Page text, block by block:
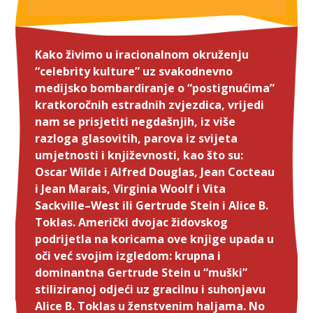
Kako živimo u iracionalnom okruženju
“celebrity kulture” uz svakodnevno
medijsko bombardiranje o “postignućima”
kratkoročnih estradnih zvjezdica, vrijedi
nam se prisjetiti negdašnjih, iz više
razloga glasovitih, parova iz svijeta
umjetnosti i književnosti, kao što su:
Oscar Wilde i Alfred Douglas, Jean Cocteau
i Jean Marais, Virginia Woolf i Vita
Sackville–West ili Gertrude Stein i Alice B.
Toklas. Američki dvojac židovskog
podrijetla na koricama ove knjige upada u
oči već svojim izgledom: krupna i
dominantna Gertrude Stein u “muški”
stiliziranoj odjeći uz gracilnu i suhonjavu
Alice B. Toklas u ženstvenim haljama. No